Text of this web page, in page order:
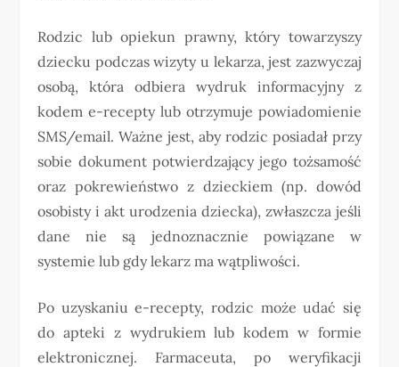
Rodzic lub opiekun prawny, który towarzyszy
dziecku podczas wizyty u lekarza, jest zazwyczaj
osobą, która odbiera wydruk informacyjny z
kodem e-recepty lub otrzymuje powiadomienie
SMS/email. Ważne jest, aby rodzic posiadał przy
sobie dokument potwierdzający jego tożsamość
oraz pokrewieństwo z dzieckiem (np. dowód
osobisty i akt urodzenia dziecka), zwłaszcza jeśli
dane nie są jednoznacznie powiązane w
systemie lub gdy lekarz ma wątpliwości.
Po uzyskaniu e-recepty, rodzic może udać się
do apteki z wydrukiem lub kodem w formie
elektronicznej. Farmaceuta, po weryfikacji